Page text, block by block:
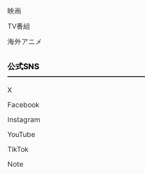
映画
TV番組
海外アニメ
公式SNS
X
Facebook
Instagram
YouTube
TikTok
Note